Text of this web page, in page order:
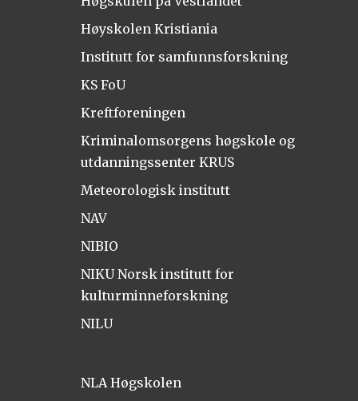
Høyskolen Kristiania
Institutt for samfunnsforskning
KS FoU
Kreftforeningen
Kriminalomsorgens høgskole og
utdanningssenter KRUS
Meteorologisk institutt
NAV
NIBIO
NIKU Norsk institutt for
kulturminneforskning
NILU
NLA Høgskolen